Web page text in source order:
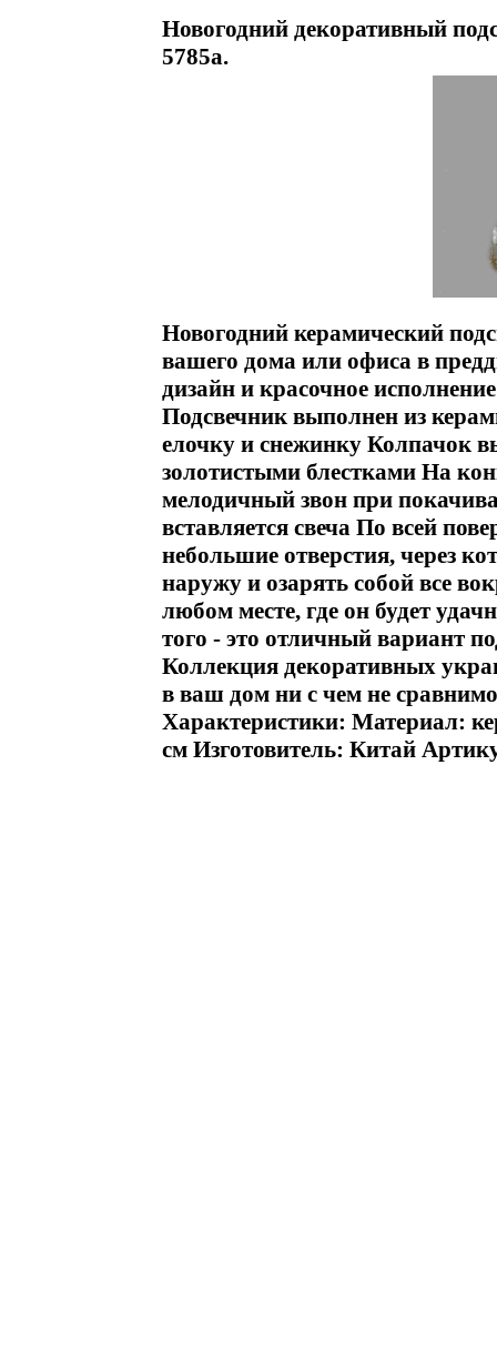
Новогодний декоративный
5785a.
Новогодний керамический
вашего дома или офиса в
дизайн и красочное
Подсвечник выполнен из
елочку и снежинку Колпачок
золотистыми блестками На
мелодичный звон при
вставляется свеча По всей
небольшие отверстия, через
наружу и озарять собой все
любом месте, где он будет
того - это отличный вариант
Коллекция декоративных
в ваш дом ни с чем не
Характеристики: Материал:
см Изготовитель: Китай